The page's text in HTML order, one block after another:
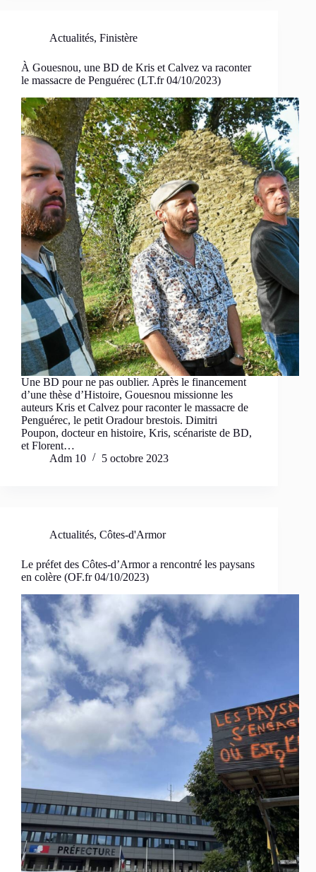
Actualités, Finistère
À Gouesnou, une BD de Kris et Calvez va raconter
le massacre de Penguérec (LT.fr 04/10/2023)
Une BD pour ne pas oublier. Après le financement
d’une thèse d’Histoire, Gouesnou missionne les
auteurs Kris et Calvez pour raconter le massacre de
Penguérec, le petit Oradour brestois. Dimitri
Poupon, docteur en histoire, Kris, scénariste de BD,
et Florent…
Adm 10
5 octobre 2023
Actualités, Côtes-d'Armor
Le préfet des Côtes-d’Armor a rencontré les paysans
en colère (OF.fr 04/10/2023)